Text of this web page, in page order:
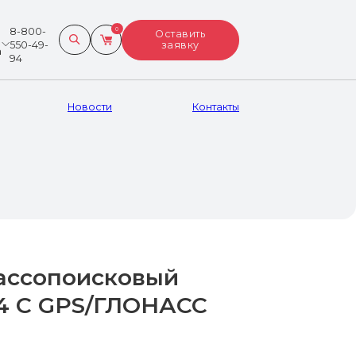
8-800-
550-49-
94
Поиск ... 0
Оставить
заявку
Новости Контакты
СКАНИРОВАНИЕ,
Весь каталог
С GPS/ГЛОНАСС